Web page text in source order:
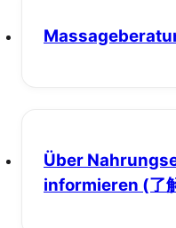
Über
informieren (了